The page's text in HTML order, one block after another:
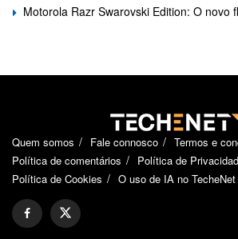
Motorola Razr Swarovski Edition: O novo
Quem somos Fale connosco
Termos e
Política de comentários
Política de
Política de Cookies
O uso de IA no TecheNet